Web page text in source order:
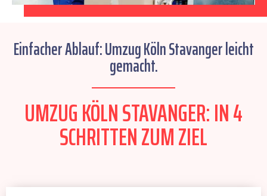
Einfacher Ablauf: Umzug Köln Stavanger leicht
gemacht.
UMZUG KÖLN STAVANGER: IN 4
SCHRITTEN ZUM ZIEL